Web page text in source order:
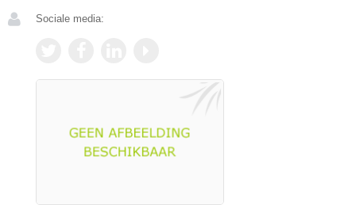
Sociale media: